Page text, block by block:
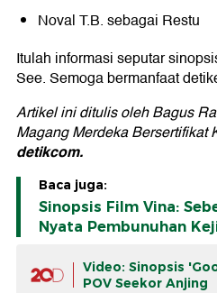
Noval T.B. sebagai Restu
Itulah informasi seputar
See. Semoga bermanfaat
Artikel ini ditulis oleh Bagus
Magang Merdeka Bersertifikat
detikcom.
Baca juga:
Sinopsis Film Vina:
Nyata Pembunuhan
Video: Sinopsis
POV Seekor Anjing